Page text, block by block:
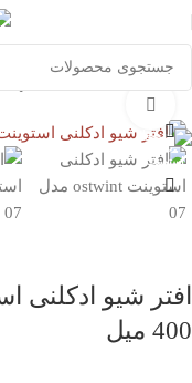
بهداشت شخصی
400 میل